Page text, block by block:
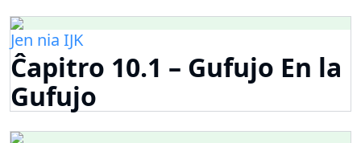
Jen nia IJK
Ĉapitro 10.1 – Gufujo En la
Gufujo